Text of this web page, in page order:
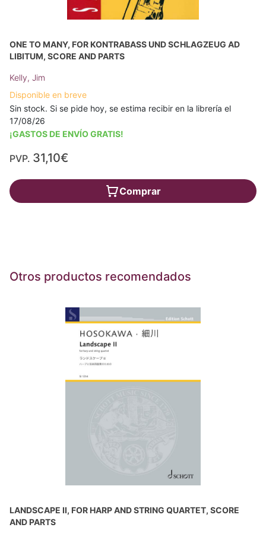
ONE TO MANY, FOR KONTRABASS UND SCHLAGZEUG AD
LIBITUM, SCORE AND PARTS
Kelly, Jim
Disponible en breve
Sin stock. Si se pide hoy, se estima recibir en la librería el
17/08/26
¡GASTOS DE ENVÍO GRATIS!
PVP. 31,10€
Comprar
Otros productos recomendados
LANDSCAPE II, FOR HARP AND STRING QUARTET, SCORE
AND PARTS